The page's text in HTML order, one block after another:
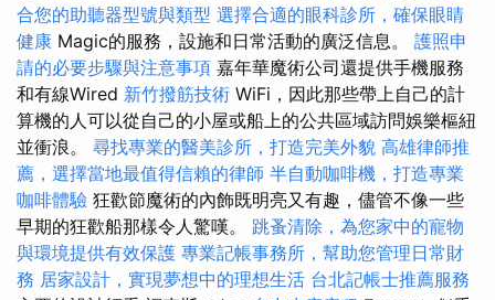
合您的助聽器型號與類型 選擇合適的眼科診所，確保眼睛
健康 Magic的服務，設施和日常活動的廣泛信息。 護照申
請的必要步驟與注意事項 嘉年華魔術公司還提供手機服務
和有線Wired 新竹撥筋技術 WiFi，因此那些帶上自己的計
算機的人可以從自己的小屋或船上的公共區域訪問娛樂樞紐
並衝浪。 尋找專業的醫美診所，打造完美外貌 高雄律師推
薦，選擇當地最值得信賴的律師 半自動咖啡機，打造專業
咖啡體驗 狂歡節魔術的內飾既明亮又有趣，儘管不像一些
早期的狂歡船那樣令人驚嘆。 跳蚤清除，為您家中的寵物
與環境提供有效保護 專業記帳事務所，幫助您管理日常財
務 居家設計，實現夢想中的理想生活 台北記帳士推薦服務